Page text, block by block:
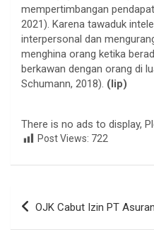
mempertimbangan
2021). Karena tawaduk
interpersonal dan
menghina orang ketika
berkawan dengan orang di
Schumann, 2018). (lip)
There is no ads to display,
Post Views: 722
Navigasi
pos
OJK Cabut Izin PT